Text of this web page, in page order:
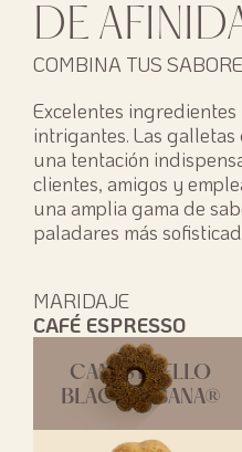
DE
COMBINA TUS
Excelentes
intrigantes. Las
una tentación
clientes, amigos y
una amplia gama de
paladares más
MARIDAJE
CAFÉ ESPRESSO
CANESTRELLO
BLACKHABANA®